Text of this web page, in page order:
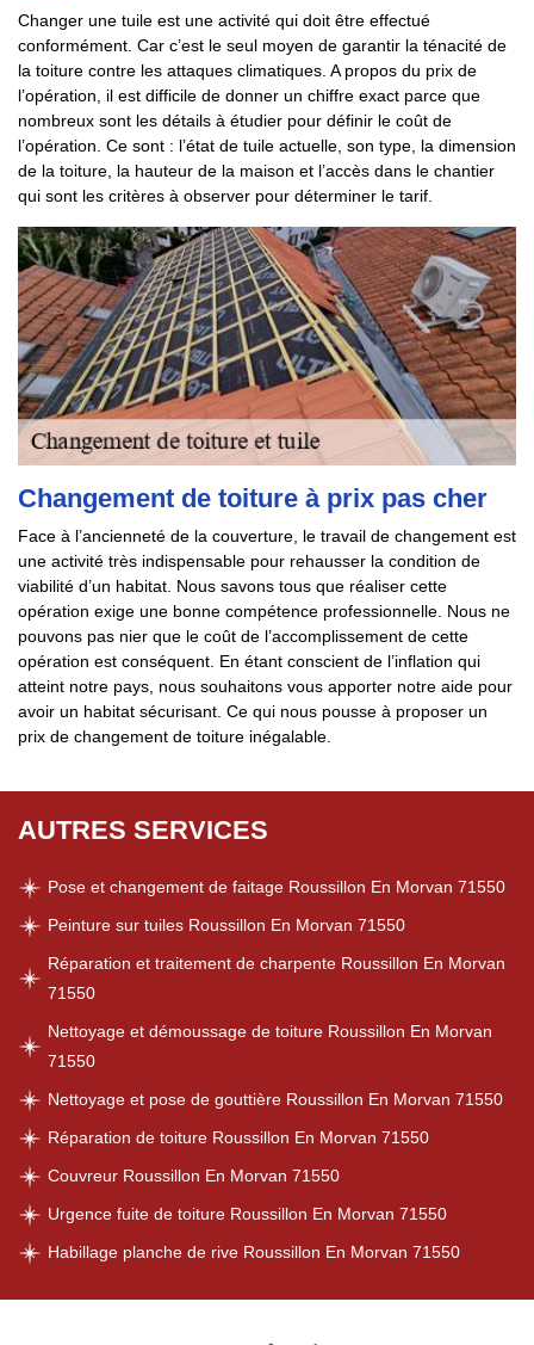
Changer une tuile est une activité qui doit être effectué
conformément. Car c’est le seul moyen de garantir la ténacité de
la toiture contre les attaques climatiques. A propos du prix de
l’opération, il est difficile de donner un chiffre exact parce que
nombreux sont les détails à étudier pour définir le coût de
l’opération. Ce sont : l’état de tuile actuelle, son type, la dimension
de la toiture, la hauteur de la maison et l’accès dans le chantier
qui sont les critères à observer pour déterminer le tarif.
Changement de toiture à prix pas cher
Face à l’ancienneté de la couverture, le travail de changement est
une activité très indispensable pour rehausser la condition de
viabilité d’un habitat. Nous savons tous que réaliser cette
opération exige une bonne compétence professionnelle. Nous ne
pouvons pas nier que le coût de l’accomplissement de cette
opération est conséquent. En étant conscient de l’inflation qui
atteint notre pays, nous souhaitons vous apporter notre aide pour
avoir un habitat sécurisant. Ce qui nous pousse à proposer un
prix de changement de toiture inégalable.
AUTRES SERVICES
Pose et changement de faitage Roussillon En Morvan 71550
Peinture sur tuiles Roussillon En Morvan 71550
Réparation et traitement de charpente Roussillon En Morvan
71550
Nettoyage et démoussage de toiture Roussillon En Morvan
71550
Nettoyage et pose de gouttière Roussillon En Morvan 71550
Réparation de toiture Roussillon En Morvan 71550
Couvreur Roussillon En Morvan 71550
Urgence fuite de toiture Roussillon En Morvan 71550
Habillage planche de rive Roussillon En Morvan 71550